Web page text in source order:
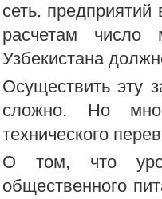
сеть.
расчетам число
Узбекистана
Осуществить эту
сложно. Но
технического
О том, что
общественного